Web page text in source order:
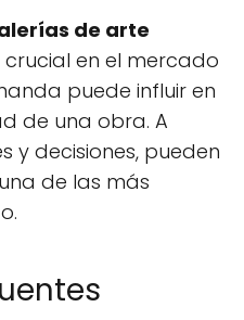
de arte
en el mercado
puede influir en
de una obra. A
y decisiones, pueden
de las más